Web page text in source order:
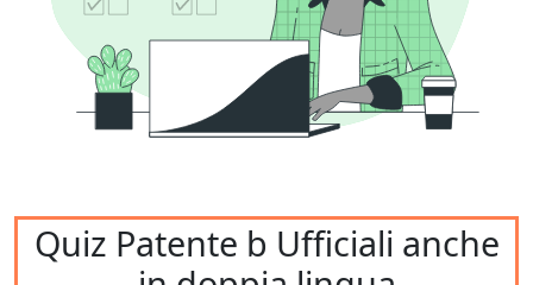
Quiz Patente b Ufficiali anche